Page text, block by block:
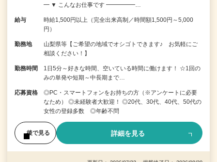
━ ▼ こんなお仕事です ━━━━━…
給与
時給1,500円以上（完全出来高制／時間額1,500円～5,000
円）
勤務地
山梨県等【ご希望の地域でオシゴトできます♪ お気軽にご
相談ください！】
勤務時間
1日5分～好きな時間、空いている時間に働けます！ ☆1回の
みの単発や短期～中長期まで…
応募資格
◎PC・スマートフォンをお持ちの方（※アンケートに必要
なため） ◎未経験者大歓迎！ ◎20代、30代、40代、50代の
女性の登録多数 ◎年齢不問
後で見る 詳細を見る